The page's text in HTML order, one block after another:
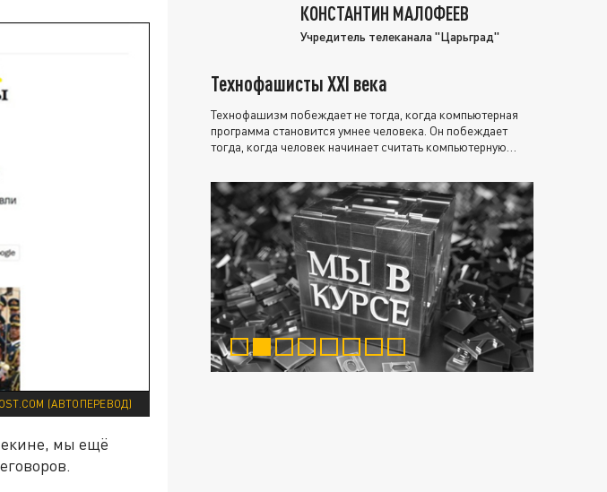
(АВТОПЕРЕВОД)
мы ещё
КОНСТАНТИН МАЛОФЕЕВ
Учредитель телеканала "Царьград"
Технофашисты XXI века
Технофашизм побеждает не тогда, когда компьютерная
программа становится умнее человека. Он побеждает
тогда, когда человек начинает считать компьютерную